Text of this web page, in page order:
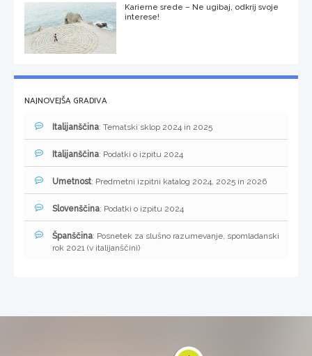
Karierne srede – Ne ugibaj, odkrij svoje
interese!
NAJNOVEJŠA GRADIVA
Italijanščina: Tematski sklop 2024 in 2025
Italijanščina: Podatki o izpitu 2024
Umetnost: Predmetni izpitni katalog 2024, 2025 in 2026
Slovenščina: Podatki o izpitu 2024
Španščina: Posnetek za slušno razumevanje, spomladanski
rok 2021 (v italijanščini)